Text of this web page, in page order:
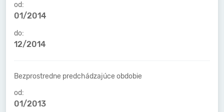
od:
01/2014
do:
12/2014
Bezprostredne predchádzajúce obdobie
od:
01/2013